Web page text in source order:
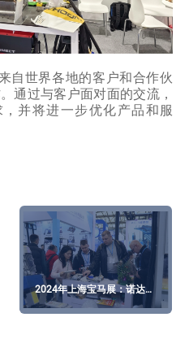
自世界各地的客户和合作伙
通过与客户面对面的交流，
并将进一步优化产品和服
2024年上海宝马展：诺达参
展